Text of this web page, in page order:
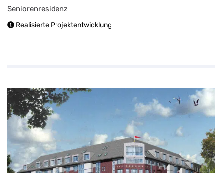
Seniorenresidenz
Realisierte Projektentwicklung